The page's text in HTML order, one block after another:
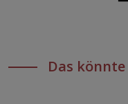
Das